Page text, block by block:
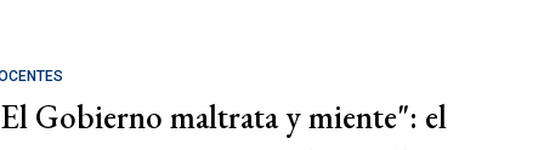
Gobierno maltrata y miente": el